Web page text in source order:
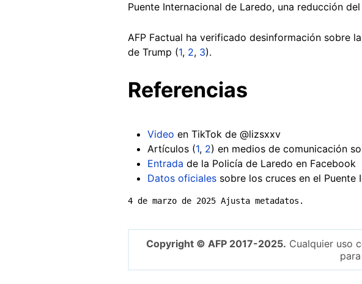
Puente Internacional de Laredo, una reducción
AFP Factual ha verificado desinformación sobre
de Trump (1, 2, 3).
Referencias
Video en TikTok de @lizsxxv
Artículos (1, 2) en medios de comunicación
Entrada de la Policía de Laredo en Facebook
Datos oficiales sobre los cruces en el Puente
4 de marzo de 2025 Ajusta metadatos.
Copyright © AFP 2017-2025. Cualquier uso